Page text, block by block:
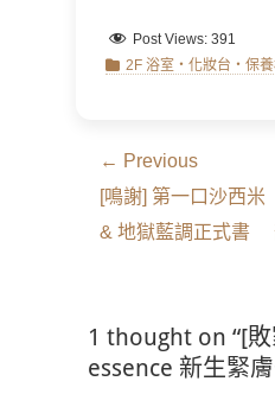
Post Views: 391
Categories
2F 浴室‧化妝台‧保
文
章
導
← Previous
Previous
post:
[鳴謝] 第一口沙西米
& 地獄藍調正式書
1 thought on “[
essence 新生緊